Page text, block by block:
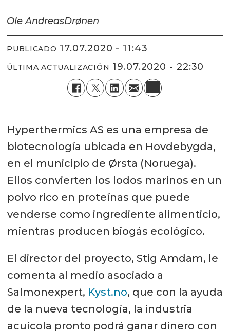
Ole AndreasDrønen
PUBLICADO 17.07.2020 - 11:43
ÚLTIMA ACTUALIZACIÓN 19.07.2020 - 22:30
Hyperthermics AS es una empresa de
biotecnología ubicada en Hovdebygda,
en el municipio de Ørsta (Noruega).
Ellos convierten los lodos marinos en un
polvo rico en proteínas que puede
venderse como ingrediente alimenticio,
mientras producen biogás ecológico.
El director del proyecto, Stig Amdam, le
comenta al medio asociado a
Salmonexpert, Kyst.no, que con la ayuda
de la nueva tecnología, la industria
acuícola pronto podrá ganar dinero con